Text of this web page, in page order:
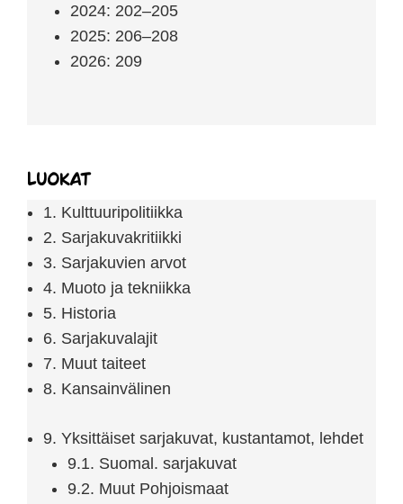
2024: 202–205
2025: 206–208
2026: 209
Luokat
1. Kulttuuripolitiikka
2. Sarjakuvakritiikki
3. Sarjakuvien arvot
4. Muoto ja tekniikka
5. Historia
6. Sarjakuvalajit
7. Muut taiteet
8. Kansainvälinen
9. Yksittäiset sarjakuvat, kustantamot, lehdet
9.1. Suomal. sarjakuvat
9.2. Muut Pohjoismaat